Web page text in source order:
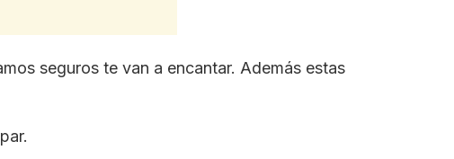
seguros te van a encantar. Además estas